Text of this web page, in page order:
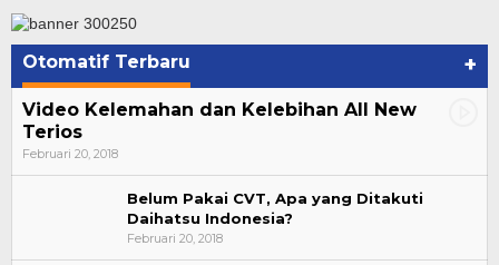
Otomatif Terbaru +
Video Kelemahan dan Kelebihan All New
Terios
Februari 20, 2018
Belum Pakai CVT, Apa yang Ditakuti
Daihatsu Indonesia?
Februari 20, 2018